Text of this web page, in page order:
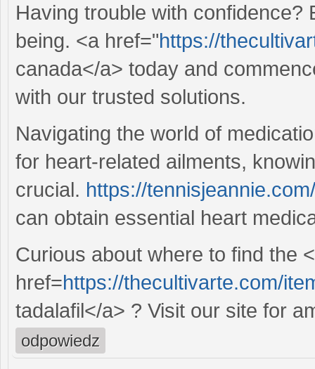
Having trouble with
being. <a href="https://
canada</a> today and
with our trusted solutions.
Navigating the world of
for heart-related ailments,
crucial. https://
can obtain essential heart
Curious about where to find the
href=https://thecultivarte.com/
tadalafil</a> ? Visit our site for
odpowiedz